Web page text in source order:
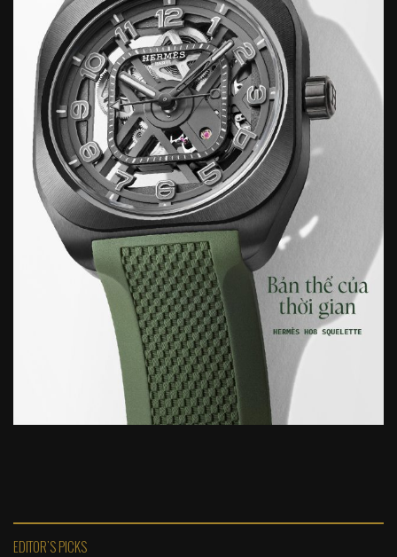
EDITOR'S PICKS